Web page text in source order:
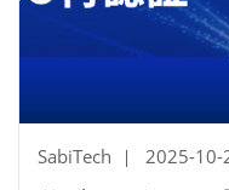
SabiTech 2025-10-